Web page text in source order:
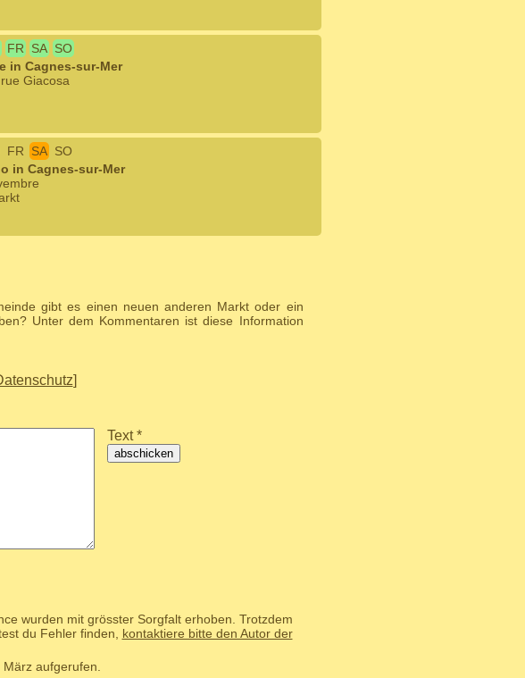
FR SA SO
in Cagnes-sur-Mer
Giacosa
FR SA SO
in Cagnes-sur-Mer
gibt es einen neuen anderen Markt oder ein
Unter dem Kommentaren ist diese Information
]
Text *
abschicken
wurden mit grösster Sorgfalt erhoben. Trotzdem
du Fehler finden, kontaktiere bitte den Autor der
aufgerufen.